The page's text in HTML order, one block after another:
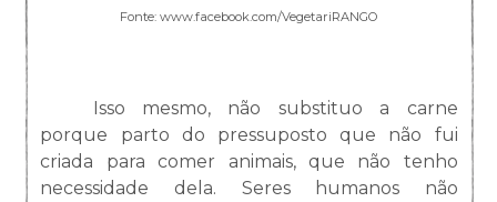
Fonte: www.facebook.com/VegetariRANGO
Isso mesmo, não substituo a carne
porque parto do pressuposto que não fui
criada para comer animais, que não tenho
necessidade dela. Seres humanos não